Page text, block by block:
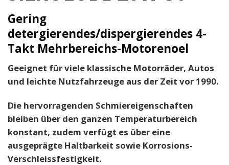
Gering
detergierendes/dispergierendes 4-
Takt Mehrbereichs-Motorenoel
Geeignet für viele klassische Motorräder, Autos
und leichte Nutzfahrzeuge aus der Zeit vor 1990.
Die hervorragenden Schmiereigenschaften
bleiben über den ganzen Temperaturbereich
konstant, zudem verfügt es über eine
ausgeprägte Haltbarkeit sowie Korrosions-
Verschleissfestigkeit.